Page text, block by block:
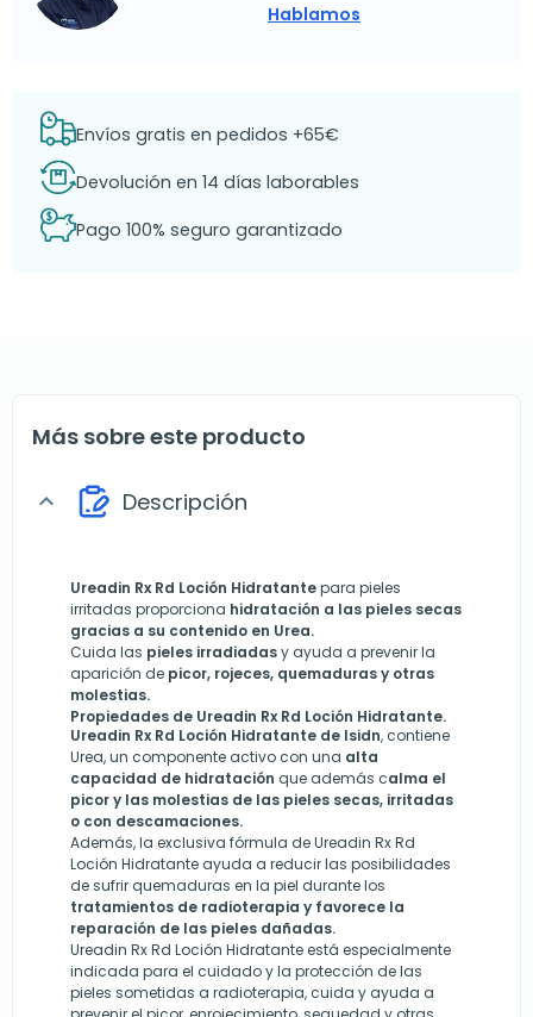
Hablamos
Envíos gratis en pedidos +65€
Devolución en 14 días laborables
Pago 100% seguro garantizado
Más sobre este producto
expand_more Descripción
Ureadin Rx Rd Loción Hidratantepara pieles
irritadas proporciona hidratación a las pieles secas
gracias a su contenido en Urea.
Cuida las pieles irradiadasy ayuda a prevenir la
aparición de picor, rojeces, quemaduras y otras
molestias.
Propiedades de Ureadin Rx Rd Loción Hidratante.
Ureadin Rx Rd Loción Hidratante de Isidn, contiene
Urea, un componente activo con una alta
capacidad de hidratación que además calma el
picor y las molestias de las pieles secas, irritadas
o con descamaciones.
Además, la exclusiva fórmula de Ureadin Rx Rd
Loción Hidratante ayuda a reducir las posibilidades
de sufrir quemaduras en la piel durante los
tratamientos de radioterapia y favorece la
reparación de las pieles dañadas.
Ureadin Rx Rd Loción Hidratante está especialmente
indicada para el cuidado y la protección de las
pieles sometidas a radioterapia, cuida y ayuda a